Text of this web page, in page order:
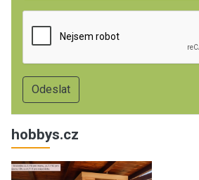
hobbys.cz